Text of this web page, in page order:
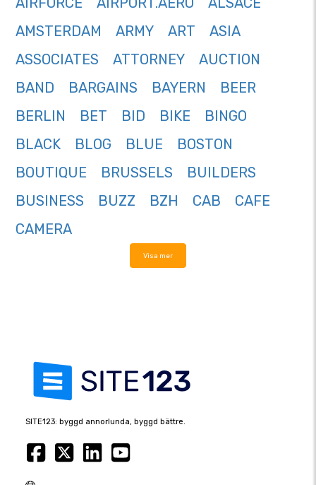
AMSTERDAM
ARMY ART
ASIA
ASSOCIATES
ATTORNEY
AUCTION
BAND
BARGAINS BAYERN
BEER
BERLIN
BET BID BIKE
BINGO
BLACK
BLOG BLUE
BOSTON
BOUTIQUE
BRUSSELS
BUILDERS
BUSINESS
BUZZ BZH CAB
CAFE
CAMERA
Visa mer
SITE123: byggd annorlunda, byggd bättre.